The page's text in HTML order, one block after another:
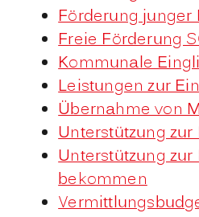
Förderung
Freie Förderung
Kommunale
Leistungen zur
Übernahme von
Unterstützung
Unterstützung
bekommen